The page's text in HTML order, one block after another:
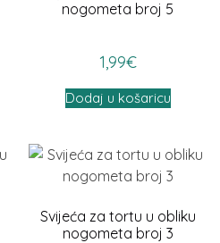
nogometa broj 5
1,99€
Dodaj u košaricu
Svijeća za tortu u obliku
nogometa broj 3